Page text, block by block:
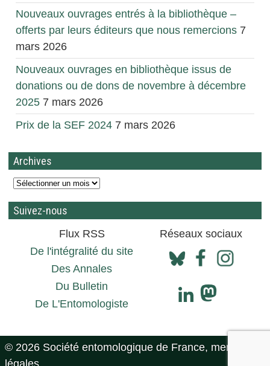
Nouveaux ouvrages entrés à la bibliothèque –
offerts par leurs éditeurs que nous remercions 7
mars 2026
Nouveaux ouvrages en bibliothèque issus de
donations ou de dons de novembre à décembre
2025 7 mars 2026
Prix de la SEF 2024 7 mars 2026
Archives
Suivez-nous
Flux RSS
Réseaux sociaux
De l'intégralité du site
Des Annales
Du Bulletin
De L'Entomologiste
© 2026 Société entomologique de France, mentions
légales